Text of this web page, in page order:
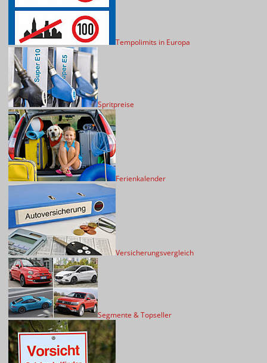
Tempolimits in Europa
Spritpreise
Ferienkalender
Versicherungsvergleich
Segmente & Topseller